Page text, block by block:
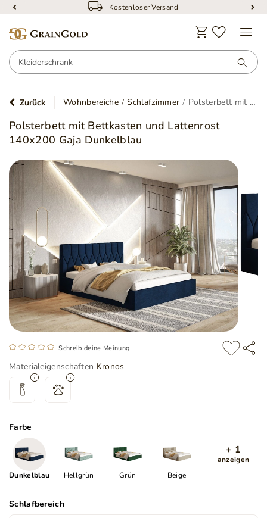
Kostenloser Versand
Zurück Wohnbereiche Schlafzimmer Polsterbett mit Bettkasten und Lattenrost 140x200 Gaja Dunkelblau
Polsterbett mit Bettkasten und Lattenrost
140x200 Gaja Dunkelblau
Schreib deine Meinung
Materialeigenschaften Kronos
Farbe
Dunkelblau Hellgrün Grün Beige
+ 1
anzeigen
Schlafbereich